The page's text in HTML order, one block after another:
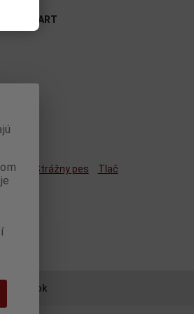
AUTOART
Strážny pes Tlač
výrobok